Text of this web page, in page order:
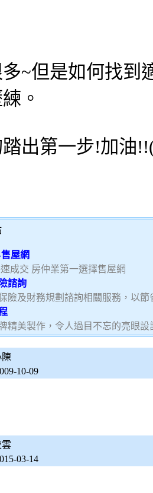
~但是如何找到
。
出第一步!加油
屋網
成交 房仲業第一選擇售屋網
諮詢
險及財務規劃諮詢相關服務，以節
精美製作，令人過目不忘的亮眼
陳
10-09
雲
03-14